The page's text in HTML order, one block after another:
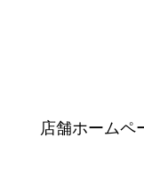
店舗ホームペ